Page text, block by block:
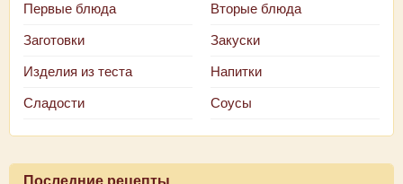
Первые блюда Вторые блюда
Заготовки Закуски
Изделия из теста Напитки
Сладости Соусы
Последние рецепты